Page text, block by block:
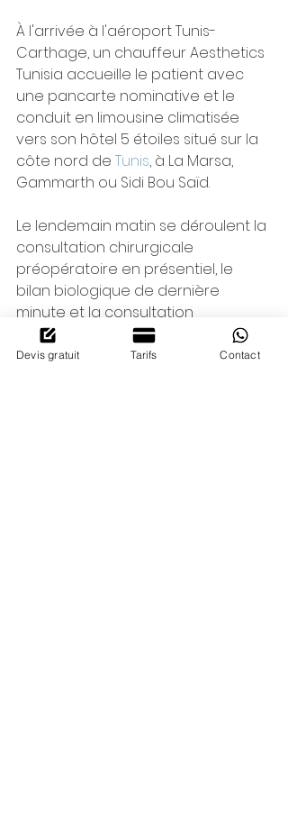
À l'arrivée à l'aéroport Tunis-
Carthage, un chauffeur Aesthetics
Tunisia accueille le patient avec
une pancarte nominative et le
conduit en limousine climatisée
vers son hôtel 5 étoiles situé sur la
côte nord de Tunis, à La Marsa,
Gammarth ou Sidi Bou Saïd.
Le lendemain matin se déroulent la
consultation chirurgicale
préopératoire en présentiel, le
bilan biologique de dernière
minute et la consultation
d'anesthésie, suivis d'une après-
midi libre pour s'acclimater et
Devis gratuit Tarifs Contact